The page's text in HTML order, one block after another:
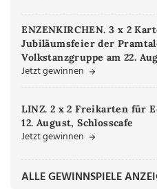
ENZENKIRCHEN. 3 x 2
Jubiläumsfeier der
Volkstanzgruppe am 22.
Jetzt gewinnen
LINZ. 2 x 2 Freikarten für
12. August, Schlosscafe
Jetzt gewinnen
ALLE GEWINNSPIELE